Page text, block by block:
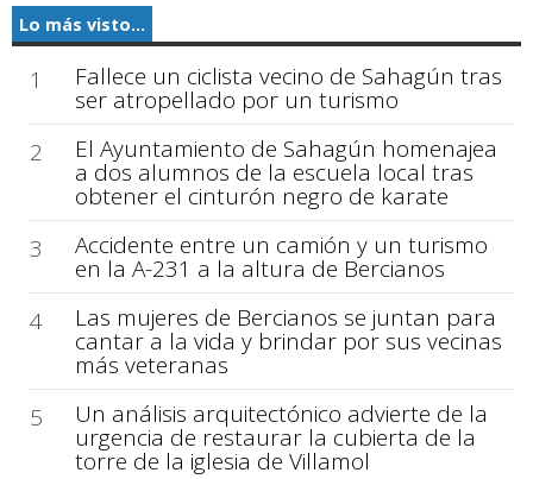
Lo más visto...
1 Fallece un ciclista vecino de Sahagún tras
ser atropellado por un turismo
2
El Ayuntamiento de Sahagún homenajea
a dos alumnos de la escuela local tras
obtener el cinturón negro de karate
3
Accidente entre un camión y un turismo
en la A-231 a la altura de Bercianos
4
Las mujeres de Bercianos se juntan para
cantar a la vida y brindar por sus vecinas
más veteranas
5
Un análisis arquitectónico advierte de la
urgencia de restaurar la cubierta de la
torre de la iglesia de Villamol